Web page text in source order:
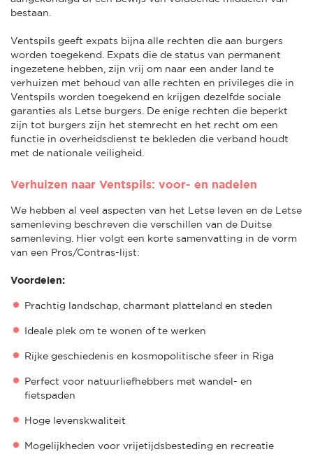
bestaan.
Ventspils geeft expats bijna alle rechten die aan burgers
worden toegekend. Expats die de status van permanent
ingezetene hebben, zijn vrij om naar een ander land te
verhuizen met behoud van alle rechten en privileges die in
Ventspils worden toegekend en krijgen dezelfde sociale
garanties als Letse burgers. De enige rechten die beperkt
zijn tot burgers zijn het stemrecht en het recht om een
functie in overheidsdienst te bekleden die verband houdt
met de nationale veiligheid.
Verhuizen naar Ventspils: voor- en nadelen
We hebben al veel aspecten van het Letse leven en de Letse
samenleving beschreven die verschillen van de Duitse
samenleving. Hier volgt een korte samenvatting in de vorm
van een Pros/Contras-lijst:
Voordelen:
Prachtig landschap, charmant platteland en steden
Ideale plek om te wonen of te werken
Rijke geschiedenis en kosmopolitische sfeer in Riga
Perfect voor natuurliefhebbers met wandel- en
fietspaden
Hoge levenskwaliteit
Mogelijkheden voor vrijetijdsbesteding en recreatie